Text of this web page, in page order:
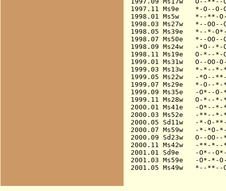
1997.11 Ms9e    *-O--
1998.01 Ms5w    *--**-
1998.03 Ms27w   *--
1998.05 Ms39e   *--*-
1998.07 Ms50e   *--OO--
1998.09 Ms24w   -*O--*-
1998.11 Ms19e   O-*--
1999.01 Ms31w   O--OO-
1999.03 Ms13w   *-*--*-
1999.05 Ms22w   -*O--
1999.07 Ms29e   *-O--
1999.09 Ms35e   -O*--
1999.11 Ms28w   O-*--
2000.01 Ms41e   -O*--
2000.03 Ms52e   -**--*-
2000.05 Sd11w   -*-O-
2000.07 Ms59w   -*-
2000.09 Sd23w   O--
2000.11 Ms42w   -**-
2001.01 Sd9e    -O*--
2001.03 Ms59e   -O*-*-